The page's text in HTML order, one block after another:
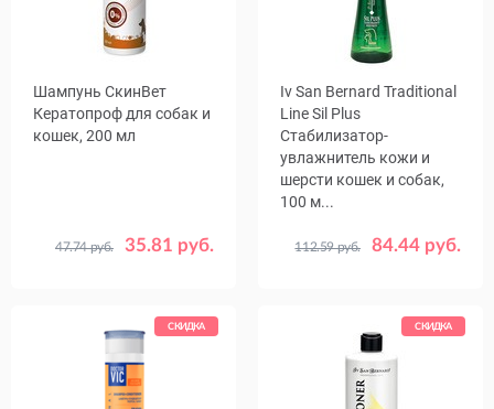
Шампунь СкинВет
Кератопроф для собак и
кошек, 200 мл
35.81 руб.
47.74 руб.
Iv San Bernard Traditional
Line Sil Plus
Стабилизатор-
увлажнитель кожи и
шерсти кошек и собак,
100 м...
84.44 руб.
112.59 руб.
СКИДКА СКИДКА